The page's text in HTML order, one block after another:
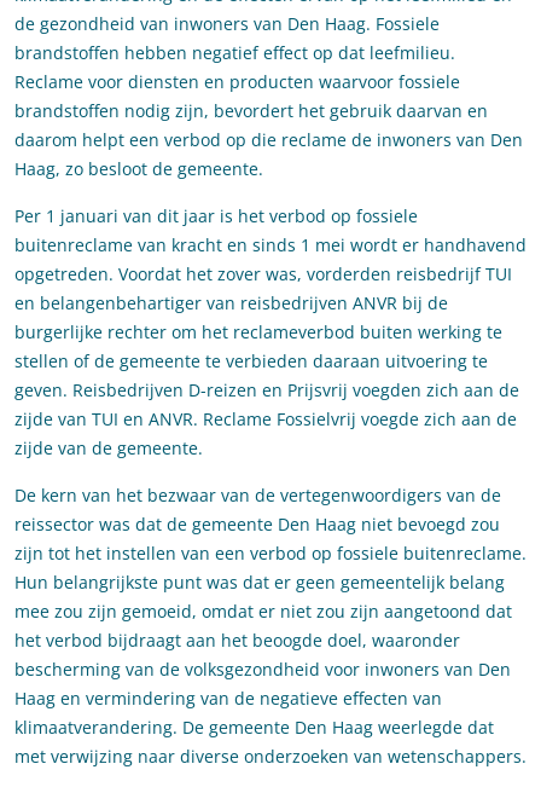
de gezondheid van inwoners van Den Haag. Fossiele
brandstoffen hebben negatief effect op dat leefmilieu.
Reclame voor diensten en producten waarvoor fossiele
brandstoffen nodig zijn, bevordert het gebruik daarvan en
daarom helpt een verbod op die reclame de inwoners van Den
Haag, zo besloot de gemeente.
Per 1 januari van dit jaar is het verbod op fossiele
buitenreclame van kracht en sinds 1 mei wordt er handhavend
opgetreden. Voordat het zover was, vorderden reisbedrijf TUI
en belangenbehartiger van reisbedrijven ANVR bij de
burgerlijke rechter om het reclameverbod buiten werking te
stellen of de gemeente te verbieden daaraan uitvoering te
geven. Reisbedrijven D-reizen en Prijsvrij voegden zich aan de
zijde van TUI en ANVR. Reclame Fossielvrij voegde zich aan de
zijde van de gemeente.
De kern van het bezwaar van de vertegenwoordigers van de
reissector was dat de gemeente Den Haag niet bevoegd zou
zijn tot het instellen van een verbod op fossiele buitenreclame.
Hun belangrijkste punt was dat er geen gemeentelijk belang
mee zou zijn gemoeid, omdat er niet zou zijn aangetoond dat
het verbod bijdraagt aan het beoogde doel, waaronder
bescherming van de volksgezondheid voor inwoners van Den
Haag en vermindering van de negatieve effecten van
klimaatverandering. De gemeente Den Haag weerlegde dat
met verwijzing naar diverse onderzoeken van wetenschappers.